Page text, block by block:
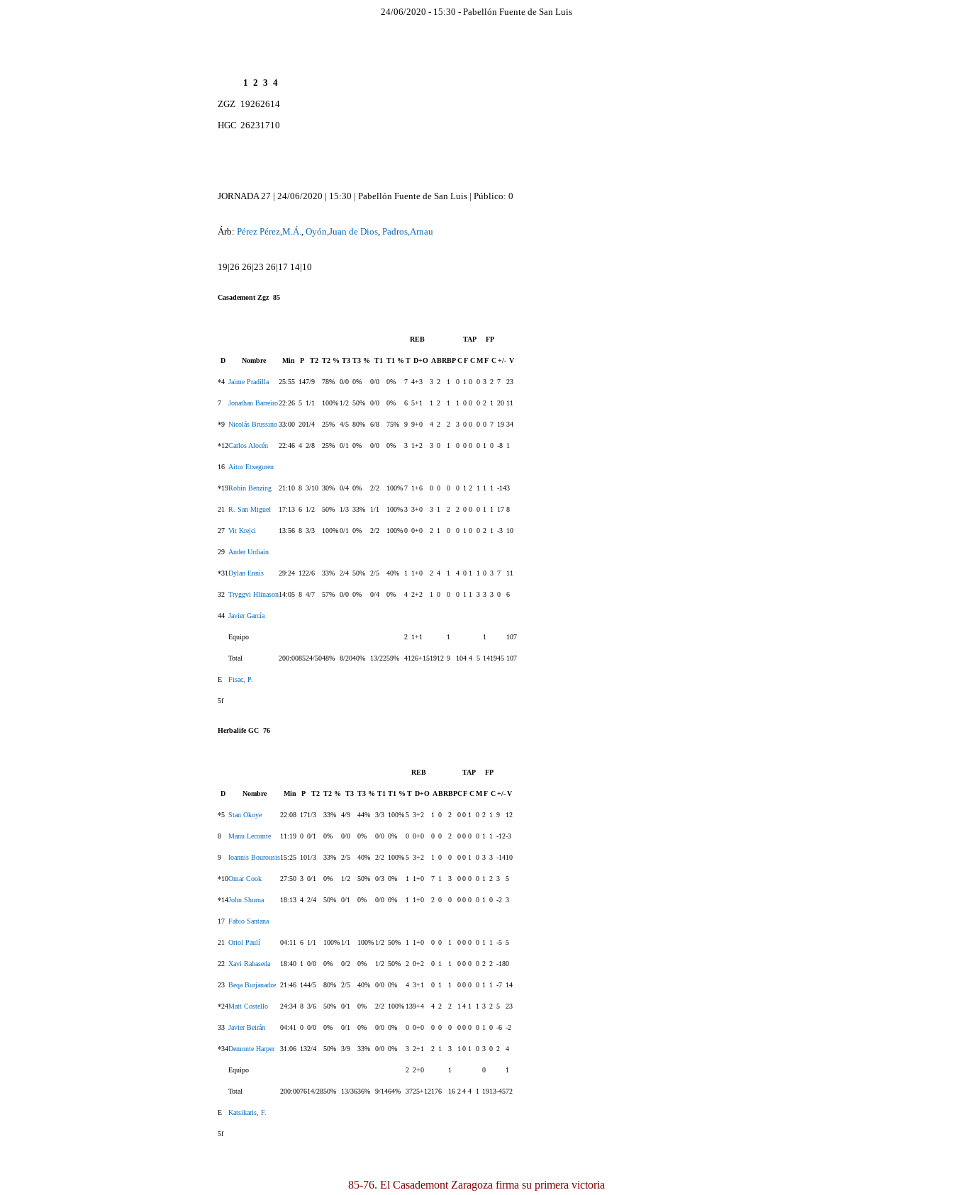
24/06/2020 - 15:30 - Pabellón Fuente de San Luis
1 2 3 4
ZGZ 19262614
HGC 26231710
JORNADA 27 | 24/06/2020 | 15:30 | Pabellón Fuente de San Luis | Público: 0
Árb: Pérez Pérez,M.Á. Oyón,Juan de Dios Padros,Arnau
19|26 26|23 26|17 14|10
Casademont Zgz 85
REB TAP FP
D Nombre Min P T2 T2 % T3 T3 % T1 T1 % T D+O ABRBPC F CMF C +/- V
*4 Jaime Pradilla 25:55 147/9 78% 0/0 0% 0/0 0% 7 4+3 3 2 1 0 1 0 0 3 2 7 23
7 Jonathan Barreiro22:26 5 1/1 100% 1/2 50% 0/0 0% 6 5+1 1 2 1 1 0 0 0 2 1 20 11
*9 Nicolás Brussino33:00 201/4 25% 4/5 80% 6/8 75% 9 9+0 4 2 2 3 0 0 0 0 7 19 34
*12Carlos Alocén 22:46 4 2/8 25% 0/1 0% 0/0 0% 3 1+2 3 0 1 0 0 0 0 1 0 -8 1
16 Aitor Etxeguren
*19Robin Benzing 21:10 8 3/10 30% 0/4 0% 2/2 100%7 1+6 0 0 0 0 1 2 1 1 1 -143
21 R. San Miguel 17:13 6 1/2 50% 1/3 33% 1/1 100%3 3+0 3 1 2 2 0 0 0 1 1 17 8
27 Vit Krejci 13:56 8 3/3 100%0/1 0% 2/2 100%0 0+0 2 1 0 0 1 0 0 2 1 -3 10
29 Ander Urdiain
*31Dylan Ennis 29:24 122/6 33% 2/4 50% 2/5 40% 1 1+0 2 4 1 4 0 1 1 0 3 7 11
32 Tryggvi Hlinason14:05 8 4/7 57% 0/0 0% 0/4 0% 4 2+2 1 0 0 0 1 1 3 3 3 0 6
44 Javier García
Equipo 2 1+1 1 1 107
Total 200:008524/5048% 8/2040% 13/2259% 4126+151912 9 104 4 5 141945 107
E Fisac, P.
5f
Herbalife GC 76
REB TAP FP
D Nombre Min P T2 T2 % T3 T3 % T1 T1 % T D+O ABRBPCF CMF C +/- V
*5 Stan Okoye 22:08 171/3 33% 4/9 44% 3/3 100%5 3+2 1 0 2 00 1 0 2 1 9 12
8 Manu Lecomte 11:19 0 0/1 0% 0/0 0% 0/0 0% 0 0+0 0 0 2 00 0 0 1 1 -12-3
9 Ioannis Bourousis15:25 101/3 33% 2/5 40% 2/2 100%5 3+2 1 0 0 00 1 0 3 3 -1410
*10Omar Cook 27:50 3 0/1 0% 1/2 50% 0/3 0% 1 1+0 7 1 3 00 0 0 1 2 3 5
*14John Shurna 18:13 4 2/4 50% 0/1 0% 0/0 0% 1 1+0 2 0 0 00 0 0 1 0 -2 3
17 Fabio Santana
21 Oriol Paulí 04:11 6 1/1 100% 1/1 100% 1/2 50% 1 1+0 0 0 1 00 0 0 1 1 -5 5
22 Xavi Rabaseda 18:40 1 0/0 0% 0/2 0% 1/2 50% 2 0+2 0 1 1 00 0 0 2 2 -180
23 Beqa Burjanadze 21:46 144/5 80% 2/5 40% 0/0 0% 4 3+1 0 1 1 00 0 0 1 1 -7 14
*24Matt Costello 24:34 8 3/6 50% 0/1 0% 2/2 100% 139+4 4 2 2 1 4 1 1 3 2 5 23
33 Javier Beirán 04:41 0 0/0 0% 0/1 0% 0/0 0% 0 0+0 0 0 0 00 0 0 1 0 -6 -2
*34Demonte Harper 31:06 132/4 50% 3/9 33% 0/0 0% 3 2+1 2 1 3 1 0 1 0 3 0 2 4
Equipo 2 2+0 1 0 1
Total 200:007614/2850% 13/3636% 9/1464% 3725+12176 16 24 4 1 1913-4572
E Katsikaris, F.
5f
85-76. El Casademont Zaragoza firma su primera victoria